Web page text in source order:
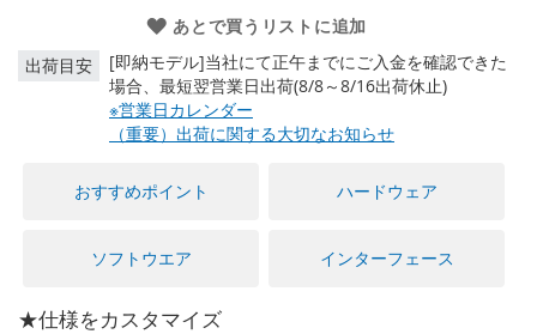
あとで買うリストに追加
出荷目安
[即納モデル]当社にて正午までにご入金を確認できた
場合、最短翌営業日出荷(8/8～8/16出荷休止)
※営業日カレンダー
（重要）出荷に関する大切なお知らせ
おすすめポイント ハードウェア
ソフトウエア インターフェース
★仕様をカスタマイズ